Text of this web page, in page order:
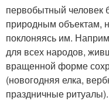
первобытный человек
природным объектам,
поклоняясь им.
для всех народов,
вращенной форме
(новогодняя елка,
праздничные ритуалы).